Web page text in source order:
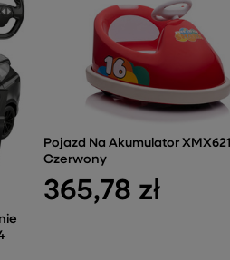
Pojazd Na Akumulator XMX621
Czerwony
365,78 zł